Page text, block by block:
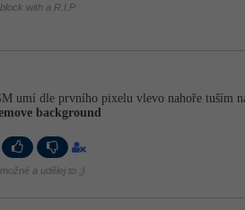
with a R.I.P
umí dle prvního pixelu vlevo nahoře tuším
background
a udělej to ;)